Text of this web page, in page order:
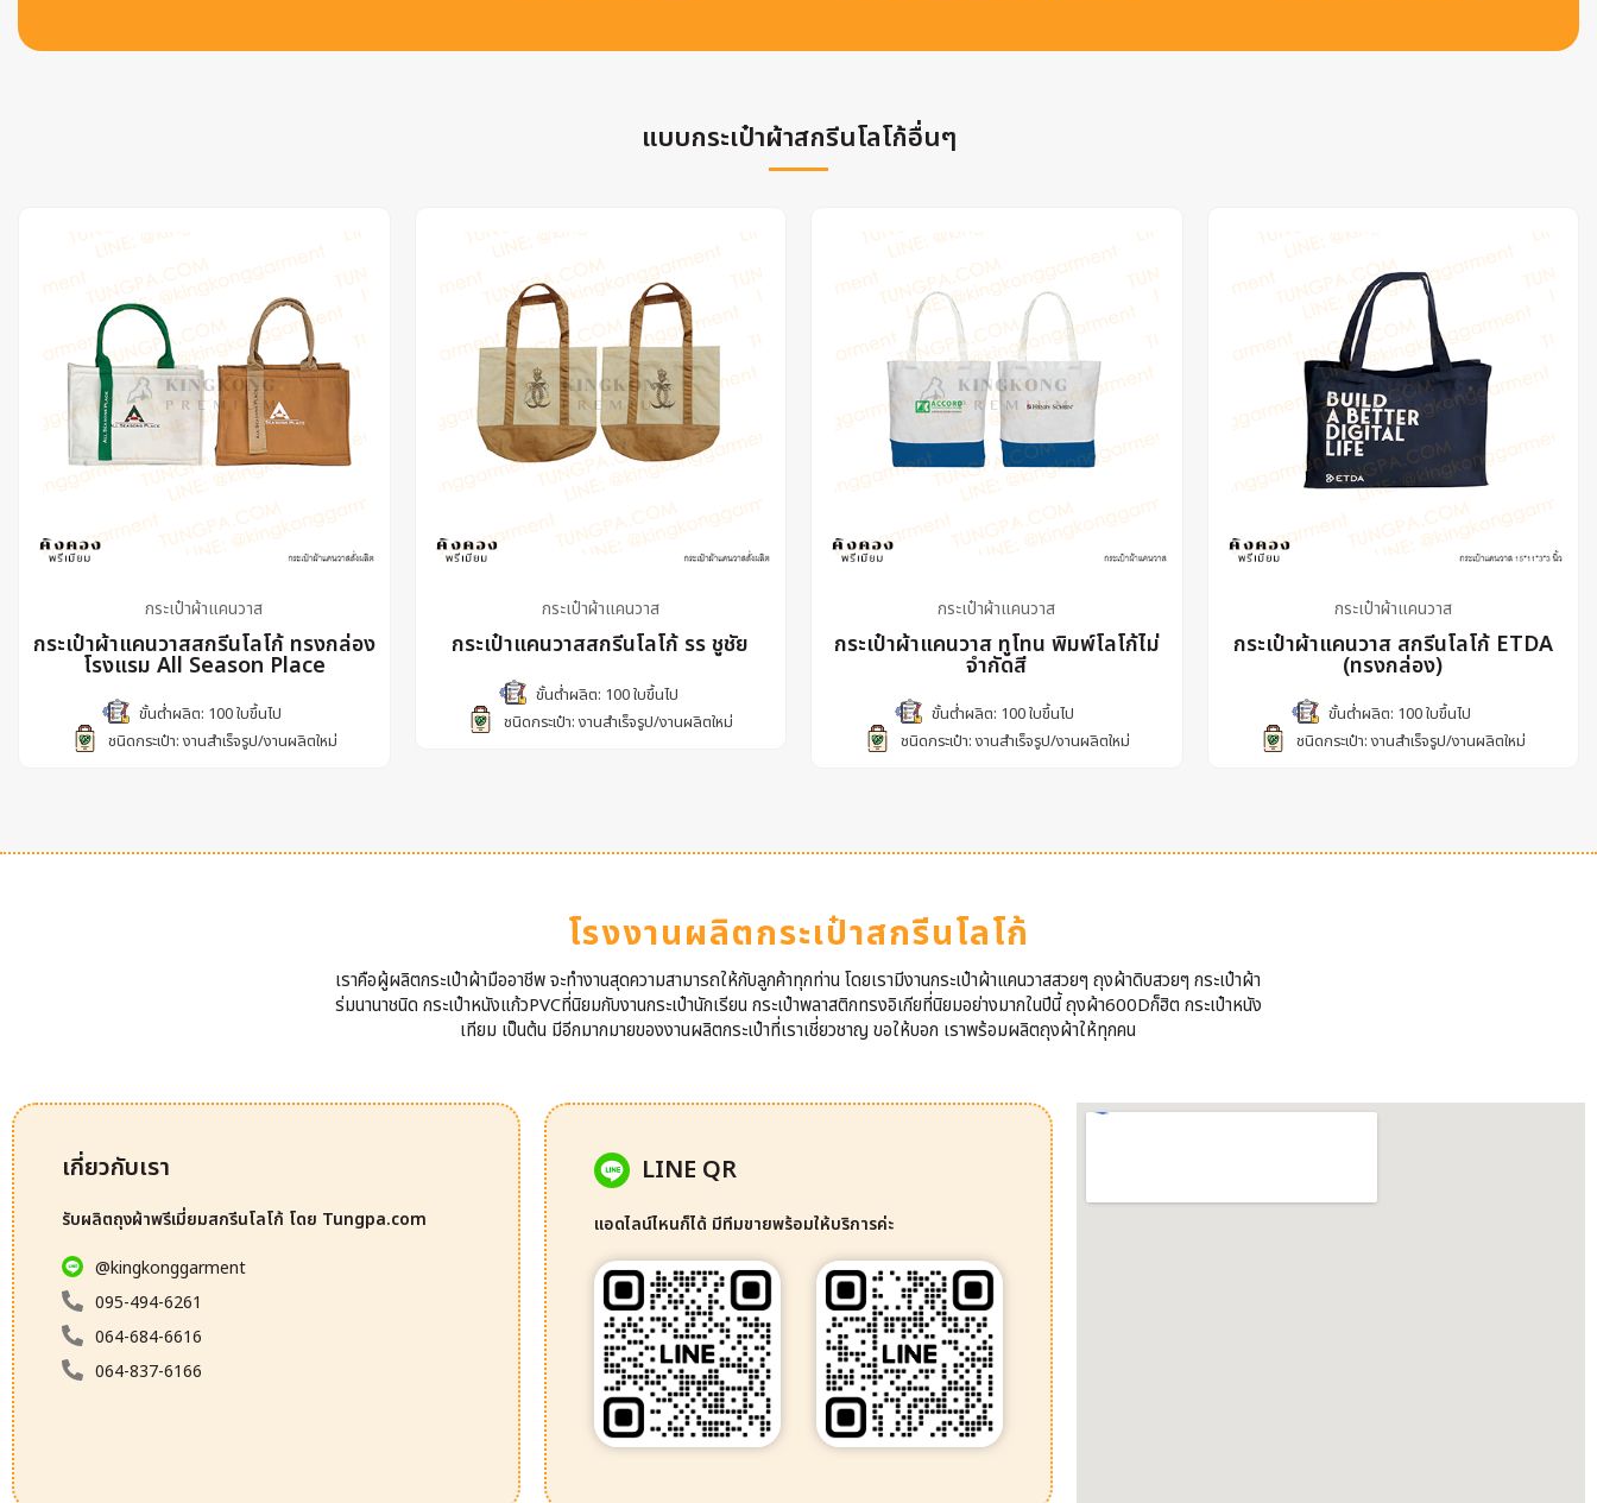
แบบกระเป๋าผ้าสกรีนโลโก้อื่นๆ
กระเป๋าผ้าแคนวาส
กระเป๋าผ้าแคนวาสสกรีนโลโก้ ทรงกล่อง
โรงแรม All Season Place
ขั้นต่ำผลิต: 100 ใบขึ้นไป
ชนิดกระเป๋า: งานสำเร็จรูป/งานผลิตใหม่
กระเป๋าผ้าแคนวาส
กระเป๋าแคนวาสสกรีนโลโก้ รร ชูชัย
ขั้นต่ำผลิต: 100 ใบขึ้นไป
ชนิดกระเป๋า: งานสำเร็จรูป/งานผลิตใหม่
กระเป๋าผ้าแคนวาส
กระเป๋าผ้าแคนวาส ทูโทน พิมพ์โลโก้ไม่
จำกัดสี
ขั้นต่ำผลิต: 100 ใบขึ้นไป
ชนิดกระเป๋า: งานสำเร็จรูป/งานผลิตใหม่
กระเป๋าผ้าแคนวาส
กระเป๋าผ้าแคนวาส สกรีนโลโก้ ETDA
(ทรงกล่อง)
ขั้นต่ำผลิต: 100 ใบขึ้นไป
ชนิดกระเป๋า: งานสำเร็จรูป/งานผลิตใหม่
โรงงานผลิตกระเป๋าสกรีนโลโก้
เราคือผู้ผลิตกระเป๋าผ้ามืออาชีพ จะทำงานสุดความสามารถให้กับลูกค้าทุกท่าน โดยเรามีงานกระเป๋าผ้าแคนวาสสวยๆ ถุงผ้าดิบสวยๆ กระเป๋าผ้า
ร่มนานาชนิด กระเป๋าหนังแก้วPVCที่นิยมกับงานกระเป๋านักเรียน กระเป๋าพลาสติกทรงอิเกียที่นิยมอย่างมากในปีนี้ ถุงผ้า600Dก็ฮิต กระเป๋าหนัง
เทียม เป็นต้น มีอีกมากมายของงานผลิตกระเป๋าที่เราเชี่ยวชาญ ขอให้บอก เราพร้อมผลิตถุงผ้าให้ทุกคน
เกี่ยวกับเรา
รับผลิตถุงผ้าพรีเมี่ยมสกรีนโลโก้ โดย Tungpa.com
@kingkonggarment
095-494-6261
064-684-6616
064-837-6166
LINE QR
แอดไลน์ไหนก็ได้ มีทีมขายพร้อมให้บริการค่ะ